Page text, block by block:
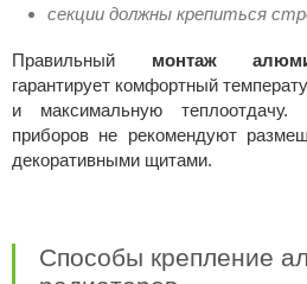
секции должны крепиться
Правильный монтаж
гарантирует комфортный
и максимальную теплоотдачу.
приборов не рекомендуют
декоративными щитами.
Способы крепление